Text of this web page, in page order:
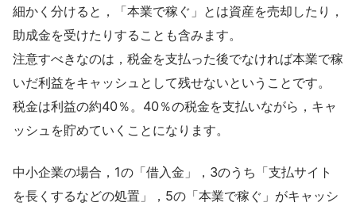
細かく分けると，「本業で稼ぐ」とは資産を売却したり，
助成金を受けたりすることも含みます。
注意すべきなのは，税金を支払った後でなければ本業で稼
いだ利益をキャッシュとして残せないということです。
税金は利益の約40％。40％の税金を支払いながら，キャ
ッシュを貯めていくことになります。
中小企業の場合，1の「借入金」，3のうち「支払サイト
を長くするなどの処置」，5の「本業で稼ぐ」がキャッシ